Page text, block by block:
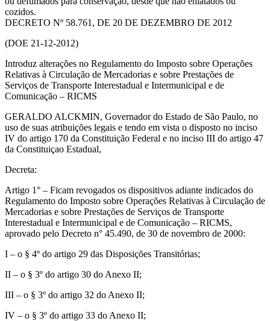
cozidos.
DECRETO Nº 58.761, DE 20 DE DEZEMBRO DE 2012
(DOE 21-12-2012)
Introduz alterações no Regulamento do Imposto sobre Operações
Relativas à Circulação de Mercadorias e sobre Prestações de
Serviços de Transporte Interestadual e Intermunicipal e de
Comunicação – RICMS
GERALDO ALCKMIN, Governador do Estado de São Paulo, no
uso de suas atribuições legais e tendo em vista o disposto no inciso
IV do artigo 170 da Constituição Federal e no inciso III do artigo 47
da Constituiçao Estadual,
Decreta:
Artigo 1° – Ficam revogados os dispositivos adiante indicados do
Regulamento do Imposto sobre Operações Relativas à Circulação de
Mercadorias e sobre Prestações de Serviços de Transporte
Interestadual e Intermunicipal e de Comunicação – RICMS,
aprovado pelo Decreto n° 45.490, de 30 de novembro de 2000:
I – o § 4º do artigo 29 das Disposições Transitórias;
II – o § 3º do artigo 30 do Anexo II;
III – o § 3º do artigo 32 do Anexo II;
IV – o § 3º do artigo 33 do Anexo II;